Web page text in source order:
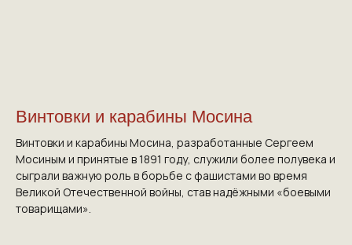
Винтовки и карабины Мосина
Винтовки и карабины Мосина, разработанные Сергеем
Мосиным и принятые в 1891 году, служили более полувека и
сыграли важную роль в борьбе с фашистами во время
Великой Отечественной войны, став надёжными «боевыми
товарищами».